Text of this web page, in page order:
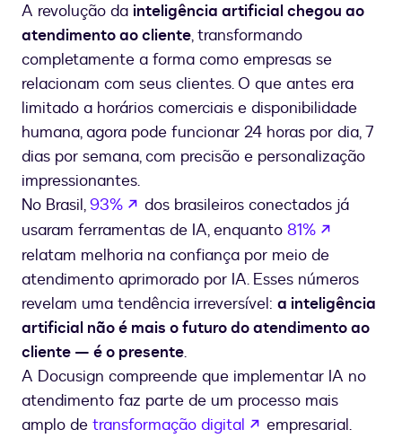
A revolução da inteligência artificial chegou ao
atendimento ao cliente, transformando
completamente a forma como empresas se
relacionam com seus clientes. O que antes era
limitado a horários comerciais e disponibilidade
humana, agora pode funcionar 24 horas por dia, 7
dias por semana, com precisão e personalização
impressionantes.
No Brasil,93% se abre en una nueva pestaña
dos brasileiros conectados já
usaram ferramentas de IA, enquanto 81%
relatam melhoria na confiança por meio de
atendimento aprimorado por IA. Esses números
revelam uma tendência irreversível: a inteligência
artificial não é mais o futuro do atendimento ao
cliente — é o presente.
A Docusign compreende que implementar IA no
atendimento faz parte de um processo mais
amplo de transformação digital se abre en una
empresarial.